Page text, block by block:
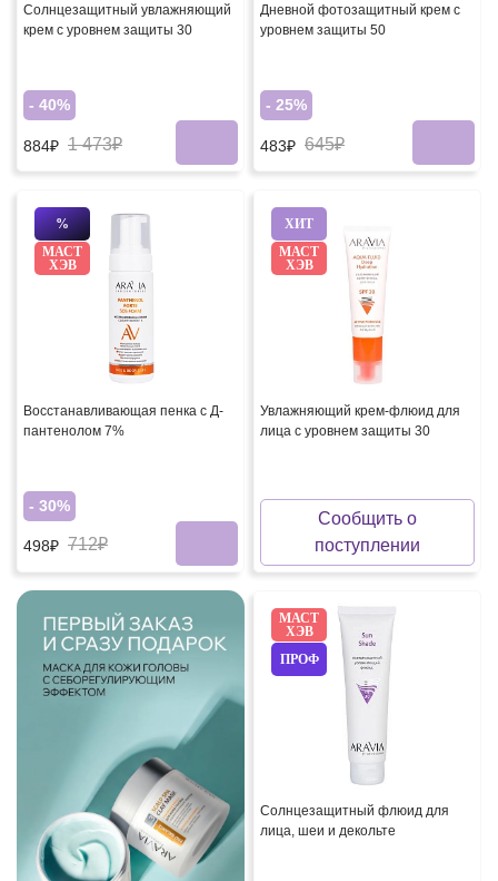
Cолнцезащитный увлажняющий
крем с уровнем защиты 30
- 40%
884₽ 1 473₽
Дневной фотозащитный крем с
уровнем защиты 50
- 25%
483₽ 645₽
%
МАСТ
ХЭВ
Восстанавливающая пенка с Д-
пантенолом 7%
- 30%
498₽ 712₽
ХИТ
МАСТ
ХЭВ
Увлажняющий крем-флюид для
лица с уровнем защиты 30
Сообщить о
поступлении
МАСТ
ХЭВ
ПРОФ
Солнцезащитный флюид для
лица, шеи и декольте